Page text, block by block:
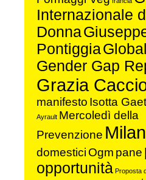
Internazionale
Donna
PontiggiaGlobal
Gender Gap
Grazia
manifesto Isotta
Ayrault Mercoledì della
Prevenzione
domestici Ogm pane
opportunità Proposta